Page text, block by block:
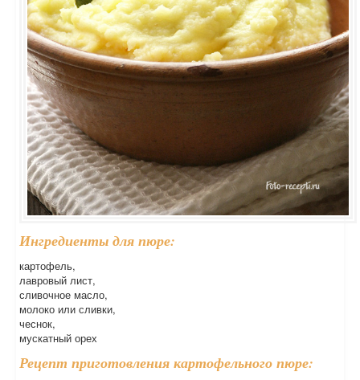
Ингредиенты для пюре:
картофель,
лавровый лист,
сливочное масло,
молоко или сливки,
чеснок,
мускатный орех
Рецепт приготовления картофельного пюре: